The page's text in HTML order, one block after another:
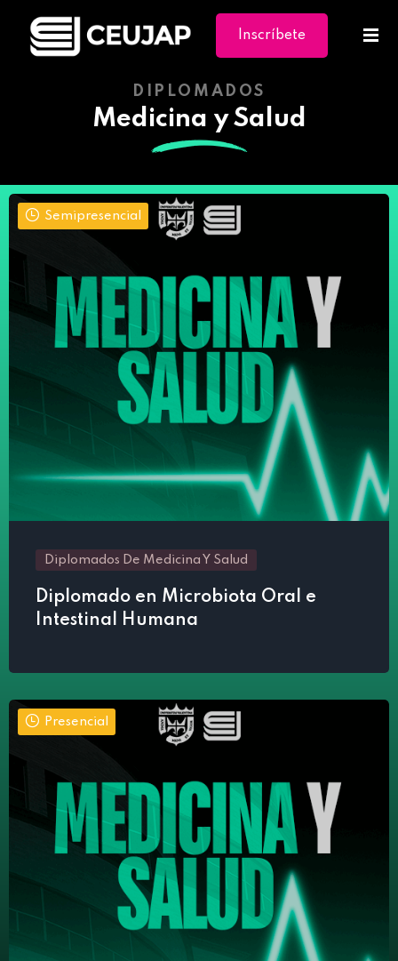
Inscríbete
DIPLOMADOS
Medicina y Salud
Semipresencial
Diplomados De Medicina Y Salud
Diplomado en Microbiota Oral e
Intestinal Humana
Presencial